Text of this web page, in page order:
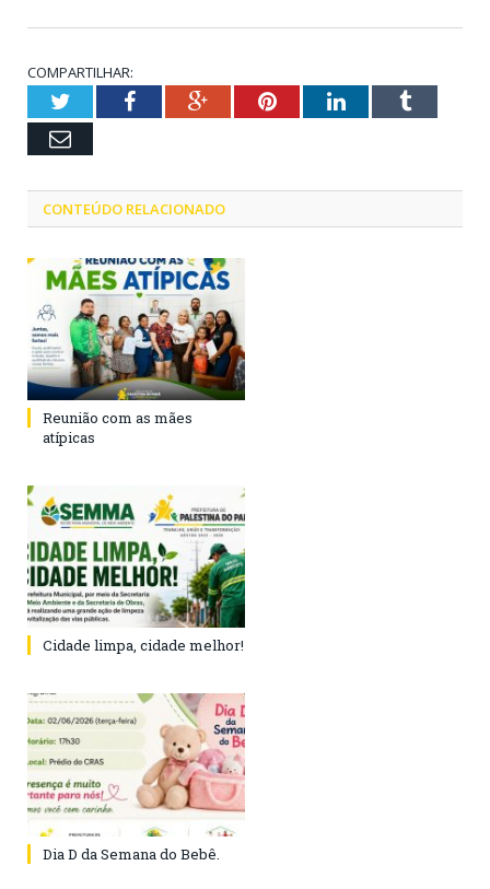
COMPARTILHAR:
TwitterFacebookGoogle+PinterestLinkedInTumblr
Email
CONTEÚDO RELACIONADO
Reunião com as mães
atípicas
Cidade limpa, cidade melhor!
Dia D da Semana do Bebê.